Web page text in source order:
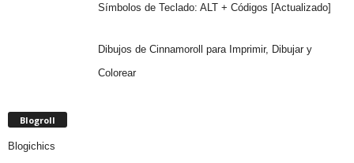
Símbolos de Teclado: ALT + Códigos [Actualizado]
Dibujos de Cinnamoroll para Imprimir, Dibujar y
Colorear
Blogroll
Blogichics